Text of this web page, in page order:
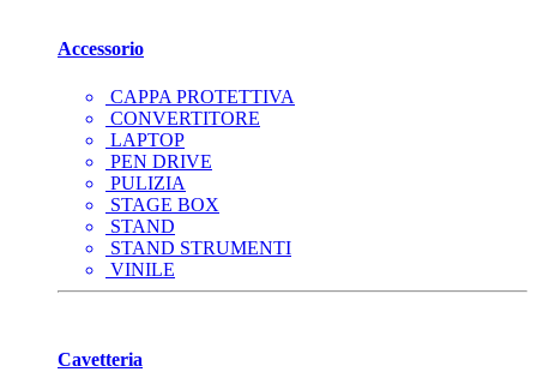
Accessorio
CAPPA PROTETTIVA
CONVERTITORE
LAPTOP
PEN DRIVE
PULIZIA
STAGE BOX
STAND
STAND STRUMENTI
VINILE
Cavetteria